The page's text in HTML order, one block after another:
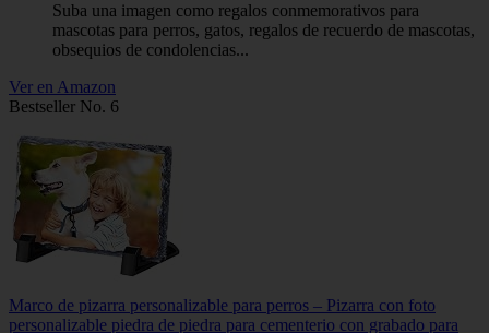
Suba una imagen como regalos conmemorativos para
mascotas para perros, gatos, regalos de recuerdo de mascotas,
obsequios de condolencias...
Ver en Amazon
Bestseller No. 6
Marco de pizarra personalizable para perros – Pizarra con foto
personalizable piedra de piedra para cementerio con grabado para